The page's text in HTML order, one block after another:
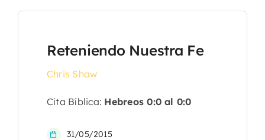
Reteniendo Nuestra Fe
Chris Shaw
Cita Bíblica: Hebreos 0:0 al 0:0
31/05/2015